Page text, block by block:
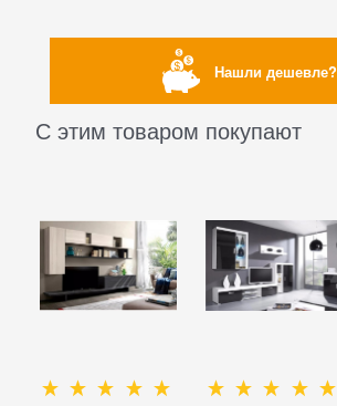
Нашли дешевле?
С этим товаром покупают